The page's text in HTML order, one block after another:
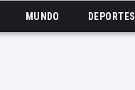
MUNDO DEPORTES